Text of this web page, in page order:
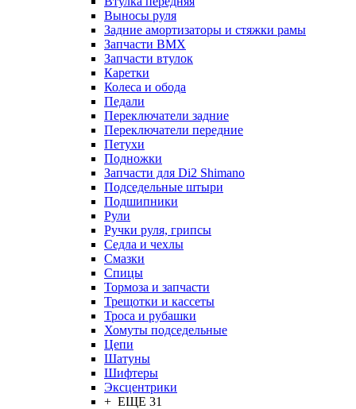
Выносы руля
Задние амортизаторы и стяжки рамы
Запчасти BMX
Запчасти втулок
Каретки
Колеса и обода
Педали
Переключатели задние
Переключатели передние
Петухи
Подножки
Запчасти для Di2 Shimano
Подседельные штыри
Подшипники
Рули
Ручки руля, грипсы
Седла и чехлы
Смазки
Спицы
Тормоза и запчасти
Трещотки и кассеты
Троса и рубашки
Хомуты подседельные
Цепи
Шатуны
Шифтеры
Эксцентрики
+ ЕЩЕ 31